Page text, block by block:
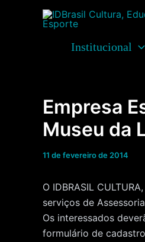
Institucional
Empresa
Museu da
11 de fevereiro de 2014
O IDBRASIL
serviços de
Os interessados
formulário de